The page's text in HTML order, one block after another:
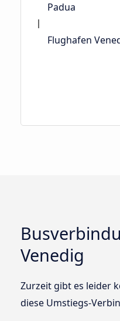
Padua
Flughafen
Venedig
Zurzeit gibt es leider
diese Umstiegs-